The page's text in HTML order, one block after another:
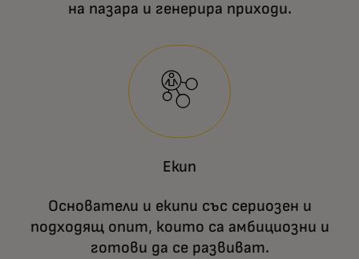
на пазара и генерира приходи.
Екип
Основатели и екипи със сериозен и
подходящ опит, които са амбициозни и
готови да се развиват.